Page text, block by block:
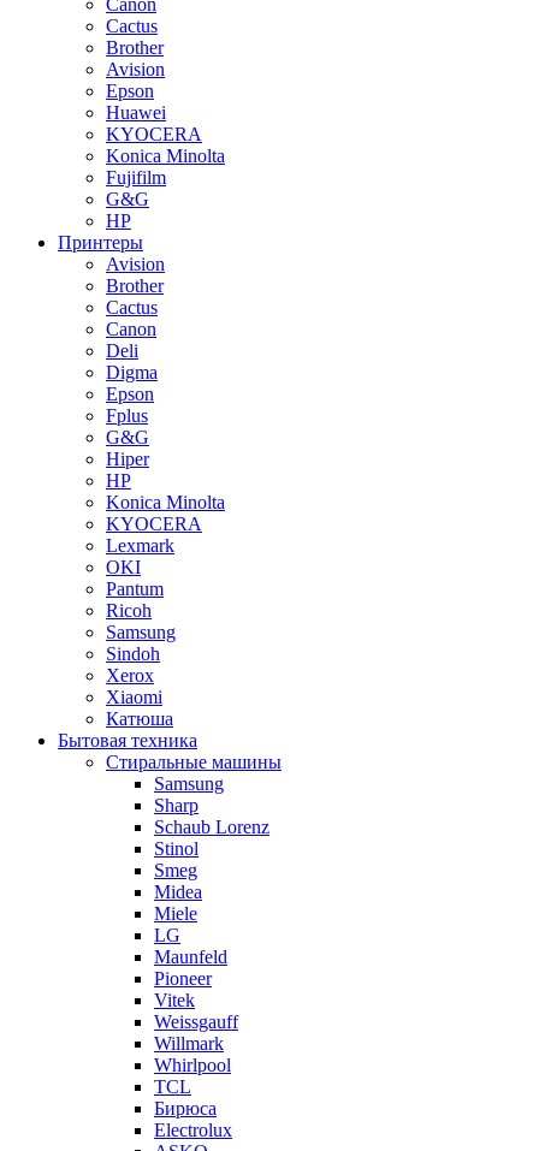
Canon
Cactus
Brother
Avision
Epson
Huawei
KYOCERA
Konica Minolta
Fujifilm
G&G
HP
Принтеры
Avision
Brother
Cactus
Canon
Deli
Digma
Epson
Fplus
G&G
Hiper
HP
Konica Minolta
KYOCERA
Lexmark
OKI
Pantum
Ricoh
Samsung
Sindoh
Xerox
Xiaomi
Катюша
Бытовая техника
Стиральные машины
Samsung
Sharp
Schaub Lorenz
Stinol
Smeg
Midea
Miele
LG
Maunfeld
Pioneer
Vitek
Weissgauff
Willmark
Whirlpool
TCL
Бирюса
Electrolux